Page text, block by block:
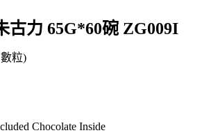
古力 65G*60碗 ZG009I
粒)
Chocolate Inside